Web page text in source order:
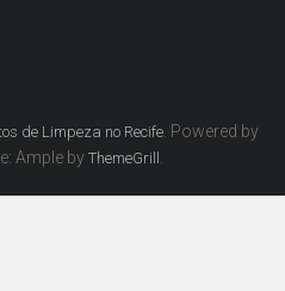
de Limpeza no Recife. Powered by
Ample by ThemeGrill